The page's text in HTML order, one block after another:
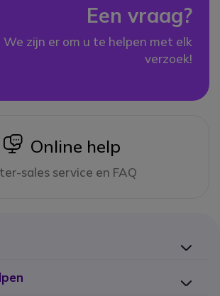
Een vraag?
We zijn er om u te helpen met elk
verzoek!
icon
Online help
sales service en FAQ